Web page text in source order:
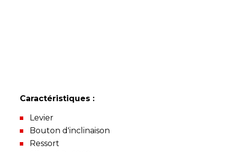
Caractéristiques :
Levier
Bouton d'inclinaison
Ressort